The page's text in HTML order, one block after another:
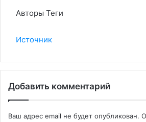
Авторы Теги
Источник
Добавить комментарий
Ваш адрес email не будет опубликован.